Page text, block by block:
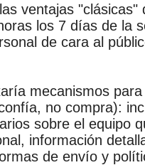
ventajas
los 7 días de la
de cara al
mecanismos
no compra):
sobre el equipo
información
de envío y